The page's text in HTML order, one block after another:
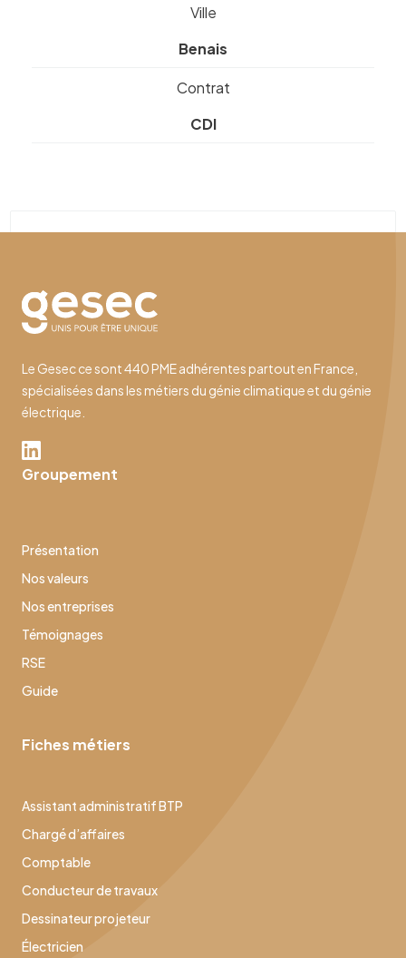
Ville
Benais
Contrat
CDI
Le Gesec ce sont 440 PME adhérentes partout en France,
spécialisées dans les métiers du génie climatique et du génie
électrique.
Groupement
Présentation
Nos valeurs
Nos entreprises
Témoignages
RSE
Guide
Fiches métiers
Assistant administratif BTP
Chargé d’affaires
Comptable
Conducteur de travaux
Dessinateur projeteur
Électricien